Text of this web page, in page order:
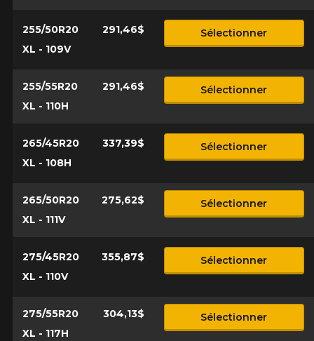
255/50R20
XL - 109V
291,46$ Sélectionner
255/55R20
XL - 110H
291,46$ Sélectionner
265/45R20
XL - 108H
337,39$ Sélectionner
265/50R20
XL - 111V
275,62$ Sélectionner
275/45R20
XL - 110V
355,87$ Sélectionner
275/55R20
XL - 117H
304,13$ Sélectionner